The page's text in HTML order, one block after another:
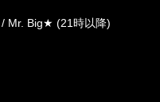
Mr. Big★ (21時以降)